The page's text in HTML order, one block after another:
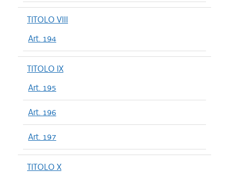
TITOLO VIII
Art. 194
TITOLO IX
Art. 195
Art. 196
Art. 197
TITOLO X